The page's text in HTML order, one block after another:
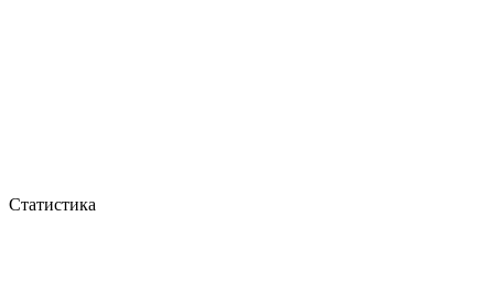
Статистика